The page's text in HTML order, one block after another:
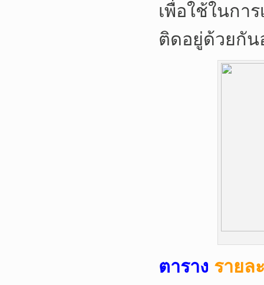
เพื่อใช้ในกา
ติดอยู่ด้วยกัน
ตาราง รายล